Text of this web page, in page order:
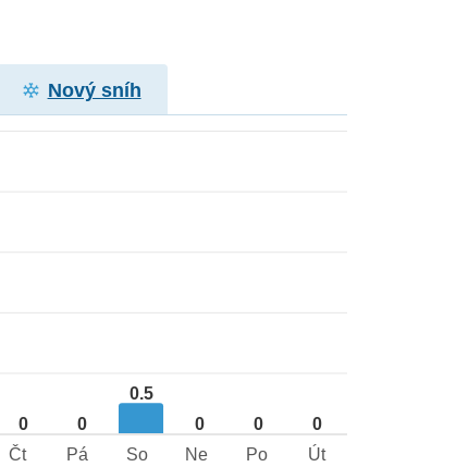
Nový sníh
0 0
0.5
0 0 0
Čt Pá So Ne Po Út